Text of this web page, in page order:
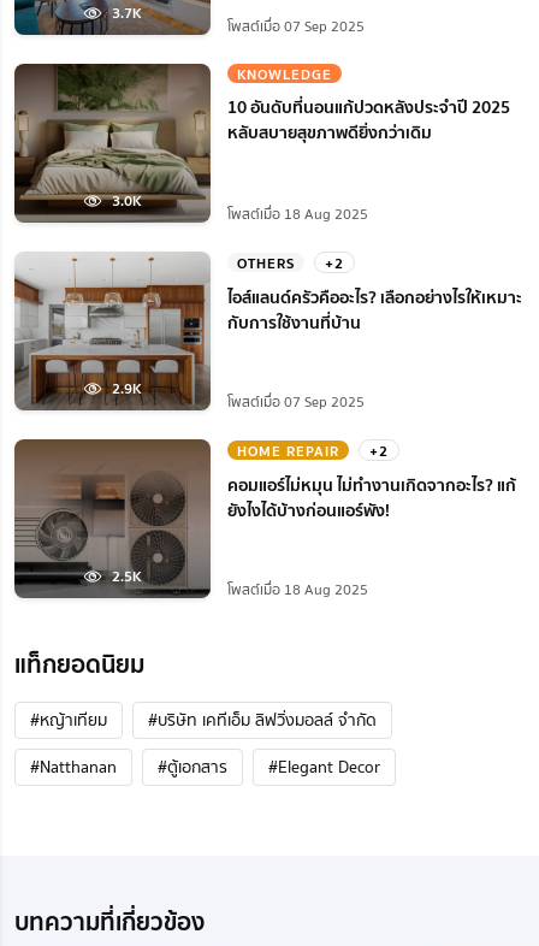
3.7K
โพสต์เมื่อ 07 Sep 2025
3.0K
KNOWLEDGE
10 อันดับที่นอนแก้ปวดหลังประจำปี 2025
หลับสบายสุขภาพดียิ่งกว่าเดิม
โพสต์เมื่อ 18 Aug 2025
2.9K
OTHERS +2
ไอส์แลนด์ครัวคืออะไร? เลือกอย่างไรให้เหมาะ
กับการใช้งานที่บ้าน
โพสต์เมื่อ 07 Sep 2025
2.5K
HOME REPAIR +2
คอมแอร์ไม่หมุน ไม่ทํางานเกิดจากอะไร? แก้
ยังไงได้บ้างก่อนแอร์พัง!
โพสต์เมื่อ 18 Aug 2025
แท็กยอดนิยม
#หญ้าเทียม
#บริษัท เคทีเอ็ม ลิฟวิ่งมอลล์ จำกัด
#Natthanan
#ตู้เอกสาร #Elegant Decor
บทความที่เกี่ยวข้อง